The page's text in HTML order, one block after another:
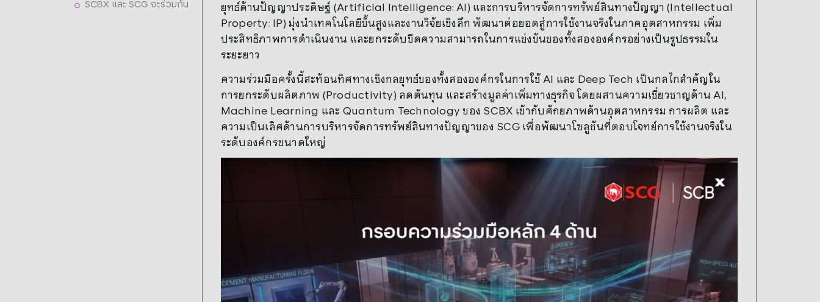
SCBX และ SCG จะร่วมกัน
ยุทธ์ด้านปัญญาประดิษฐ์ (Artificial Intelligence: AI) และการบริหารจัดการทรัพย์สินทางปัญญา (Intellectual
Property: IP) มุ่งนำเทคโนโลยีขั้นสูงและงานวิจัยเชิงลึก พัฒนาต่อยอดสู่การใช้งานจริงในภาคอุตสาหกรรม เพิ่ม
ประสิทธิภาพการดำเนินงาน และยกระดับขีดความสามารถในการแข่งขันของทั้งสององค์กรอย่างเป็นรูปธรรมใน
ระยะยาว
ความร่วมมือครั้งนี้สะท้อนทิศทางเชิงกลยุทธ์ของทั้งสององค์กรในการใช้ AI และ Deep Tech เป็นกลไกสำคัญใน
การยกระดับผลิตภาพ (Productivity) ลดต้นทุน และสร้างมูลค่าเพิ่มทางธุรกิจ โดยผสานความเชี่ยวชาญด้าน AI,
Machine Learning และ Quantum Technology ของ SCBX เข้ากับศักยภาพด้านอุตสาหกรรม การผลิต และ
ความเป็นเลิศด้านการบริหารจัดการทรัพย์สินทางปัญญาของ SCG เพื่อพัฒนาโซลูชันที่ตอบโจทย์การใช้งานจริงใน
ระดับองค์กรขนาดใหญ่